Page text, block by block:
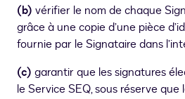
(b) vérifier le nom de chaque
grâce à une copie d’une pièce
fournie par le Signataire dans
(c) garantir que les signatures
le Service SEQ, sous réserve que